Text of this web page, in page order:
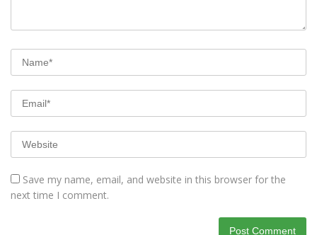
Save my name, email, and website in this browser for the
next time I comment.